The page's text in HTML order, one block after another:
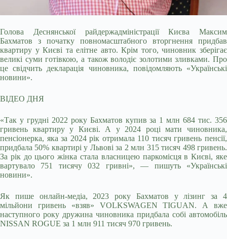
Голова Деснянської райдержадміністрації Києва Максим
Бахматов з початку повномасштабного вторгнення придбав
квартиру у Києві та елітне авто. Крім того, чиновник зберігає
великі суми готівкою, а також володіє золотими зливками. Про
це свідчить декларація чиновника, повідомляють «Українські
новини».
ВІДЕО ДНЯ
«Так у грудні 2022 року Бахматов купив за 1 млн 684 тис. 356
гривень квартиру у Києві. А у 2024 році мати чиновника,
пенсіонерка, яка за 2024 рік отримала 110 тисяч гривень пенсії,
придбала 50% квартирі у Львові за 2 млн 315 тисяч 498 гривень.
За рік до цього жінка стала власницею паркомісця в Києві, яке
вартувало 751 тисячу 032 гривні», — пишуть «Українські
новини».
Як пише онлайн-медіа, 2023 року Бахматов у лізинг за 4
мільйони гривень «взяв» VOLKSWAGEN TIGUAN. А вже
наступного року дружина чиновника придбала собі автомобіль
NISSAN ROGUE за 1 млн 911 тисяч 970 гривень.